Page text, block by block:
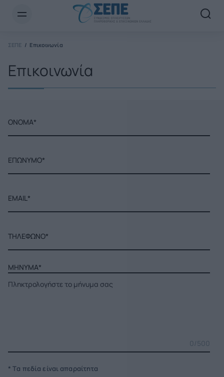
ΣΕΠΕ Επικοινωνία
Επικοινωνία
ΟΝΟΜΑ*
ΕΠΩΝΥΜΟ*
EMAIL*
ΤΗΛΕΦΩΝΟ*
ΜΗΝΥΜΑ*
0/500
* Tα πεδία είναι απαραίτητα
Newsletter Email*